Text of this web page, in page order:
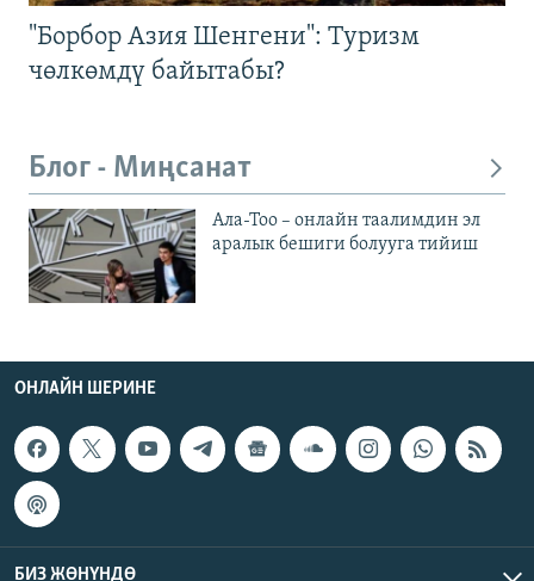
"Борбор Азия Шенгени": Туризм
чөлкөмдү байытабы?
Блог - Миңсанат
Ала-Тоо – онлайн таалимдин эл
аралык бешиги болууга тийиш
ОНЛАЙН ШЕРИНЕ
БИЗ ЖӨНҮНДӨ